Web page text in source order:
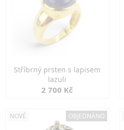
Stříbrný prsten s lapisem
lazuli
2 700 Kč
NOVÉ OBJEDNÁNO